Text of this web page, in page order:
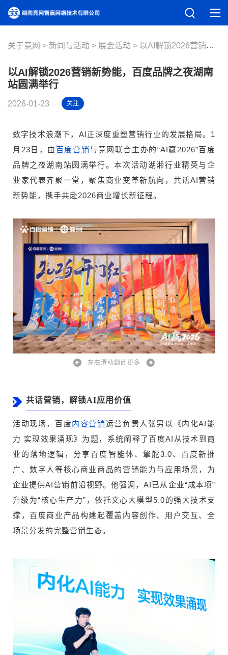
关于竞网 新闻与活动 展会活动 以AI解锁2026营销新势能，百度品牌之夜湖南站圆满举行
以AI解锁2026营销新势能，百度品牌之夜湖南
站圆满举行
2026-01-23 关注
数字技术浪潮下，AI正深度重塑营销行业的发展格局。1
月23日，由 百度营销与竞网联合主办的“AI赢2026”百度
品牌之夜湖南站圆满举行。本次活动湖湘行业精英与企
业家代表齐聚一堂，聚焦商业变革新航向，共话AI营销
新势能，携手共赴2026商业增长新征程。
左右滑动翻阅更多
共话营销，解锁AI应用价值
活动现场，百度内容营销运营负责人张男以《内化AI能
力 实现效果涌现》为题，系统阐释了百度AI从技术到商
业的落地逻辑，分享百度智能体、擎舵3.0、百度新推
广、数字人等核心商业商品的营销能力与应用场景，为
企业提供AI营销前沿视野。他强调，AI已从企业“成本项”
升级为“核心生产力”，依托文心大模型5.0的强大技术支
撑，百度商业产品构建起覆盖内容创作、用户交互、全
场景分发的完整营销生态。